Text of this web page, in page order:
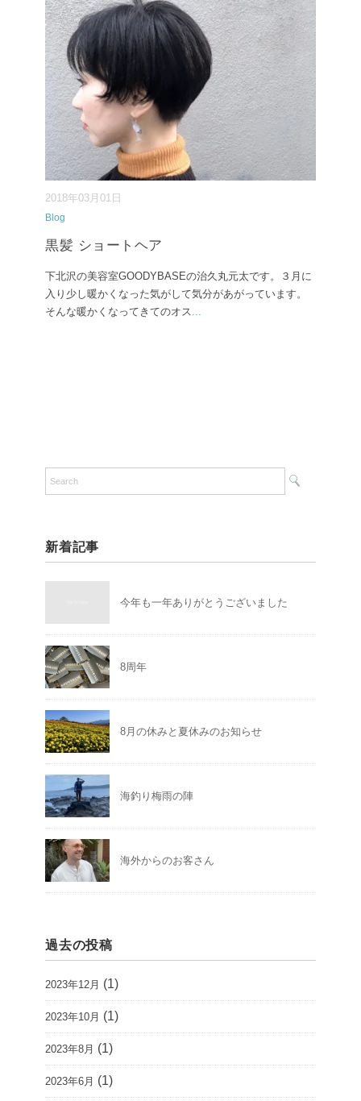
2018年03月01日
Blog
黒髪 ショートヘア
下北沢の美容室GOODYBASEの治久丸元太です。３月に
入り少し暖かくなった気がして気分があがっています。
そんな暖かくなってきてのオス...
新着記事
今年も一年ありがとうございました
8周年
8月の休みと夏休みのお知らせ
海釣り梅雨の陣
海外からのお客さん
過去の投稿
2023年12月 (1)
2023年10月 (1)
2023年8月 (1)
2023年6月 (1)